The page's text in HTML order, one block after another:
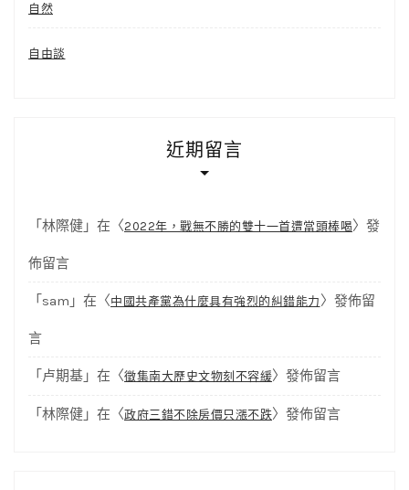
自然
自由談
近期留言
「 林際健 」在〈2022年，戰無不勝的雙十一首遭當頭棒喝〉發
佈留言
「 sam 」在〈中國共產黨為什麼具有強烈的糾錯能力 〉發佈留
言
「 卢期基 」在〈徵集南大歷史文物刻不容緩〉發佈留言
「 林際健 」在〈政府三錯不除房價只漲不跌〉發佈留言